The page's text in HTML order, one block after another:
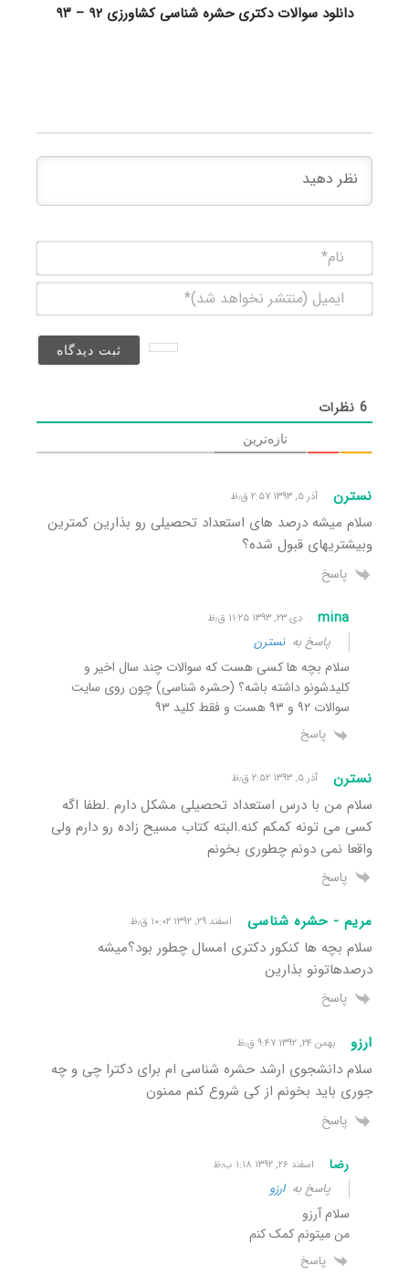
دانلود سوالات دکتری حشره شناسی کشاورزی ۹۲ – ۹۳
(منتشر
6نظرات
تازه‌ترین
نسترن آذر ۵, ۱۳۹۳ ۲:۵۷ ق٫ظ
سلام میشه درصد های استعداد تحصیلی رو بذارین کمترین
وبیشتریهای قبول شده؟
پاسخ
mina دی ۲۳, ۱۳۹۳ ۱۱:۲۵ ق٫ظ
پاسخ بهنسترن
سلام بچه ها کسی هست که سوالات چند سال اخیر و
کلیدشونو داشته باشه؟ (حشره شناسی) چون روی سایت
سوالات ۹۲ و ۹۳ هست و فقط کلید ۹۳
پاسخ
نسترن آذر ۵, ۱۳۹۳ ۲:۵۲ ق٫ظ
سلام من با درس استعداد تحصیلی مشکل دارم .لطفا اگه
کسی می تونه کمکم کنه.البته کتاب مسیح زاده رو دارم ولی
واقعا نمی دونم چطوری بخونم
پاسخ
مریم - حشره شناسی اسفند ۲۹, ۱۳۹۲ ۱۰:۰۲ ق٫ظ
سلام بچه ها کنکور دکتری امسال چطور بود؟میشه
درصدهاتونو بذارین
پاسخ
ارزو بهمن ۲۴, ۱۳۹۲ ۹:۴۷ ق٫ظ
سلام دانشجوی ارشد حشره شناسی ام برای دکترا چی و چه
جوری باید بخونم از کی شروع کنم ممنون
پاسخ
رضا اسفند ۲۶, ۱۳۹۲ ۱:۱۸ ب٫ظ
پاسخ بهارزو
سلام آرزو
من میتونم کمک کنم
پاسخ